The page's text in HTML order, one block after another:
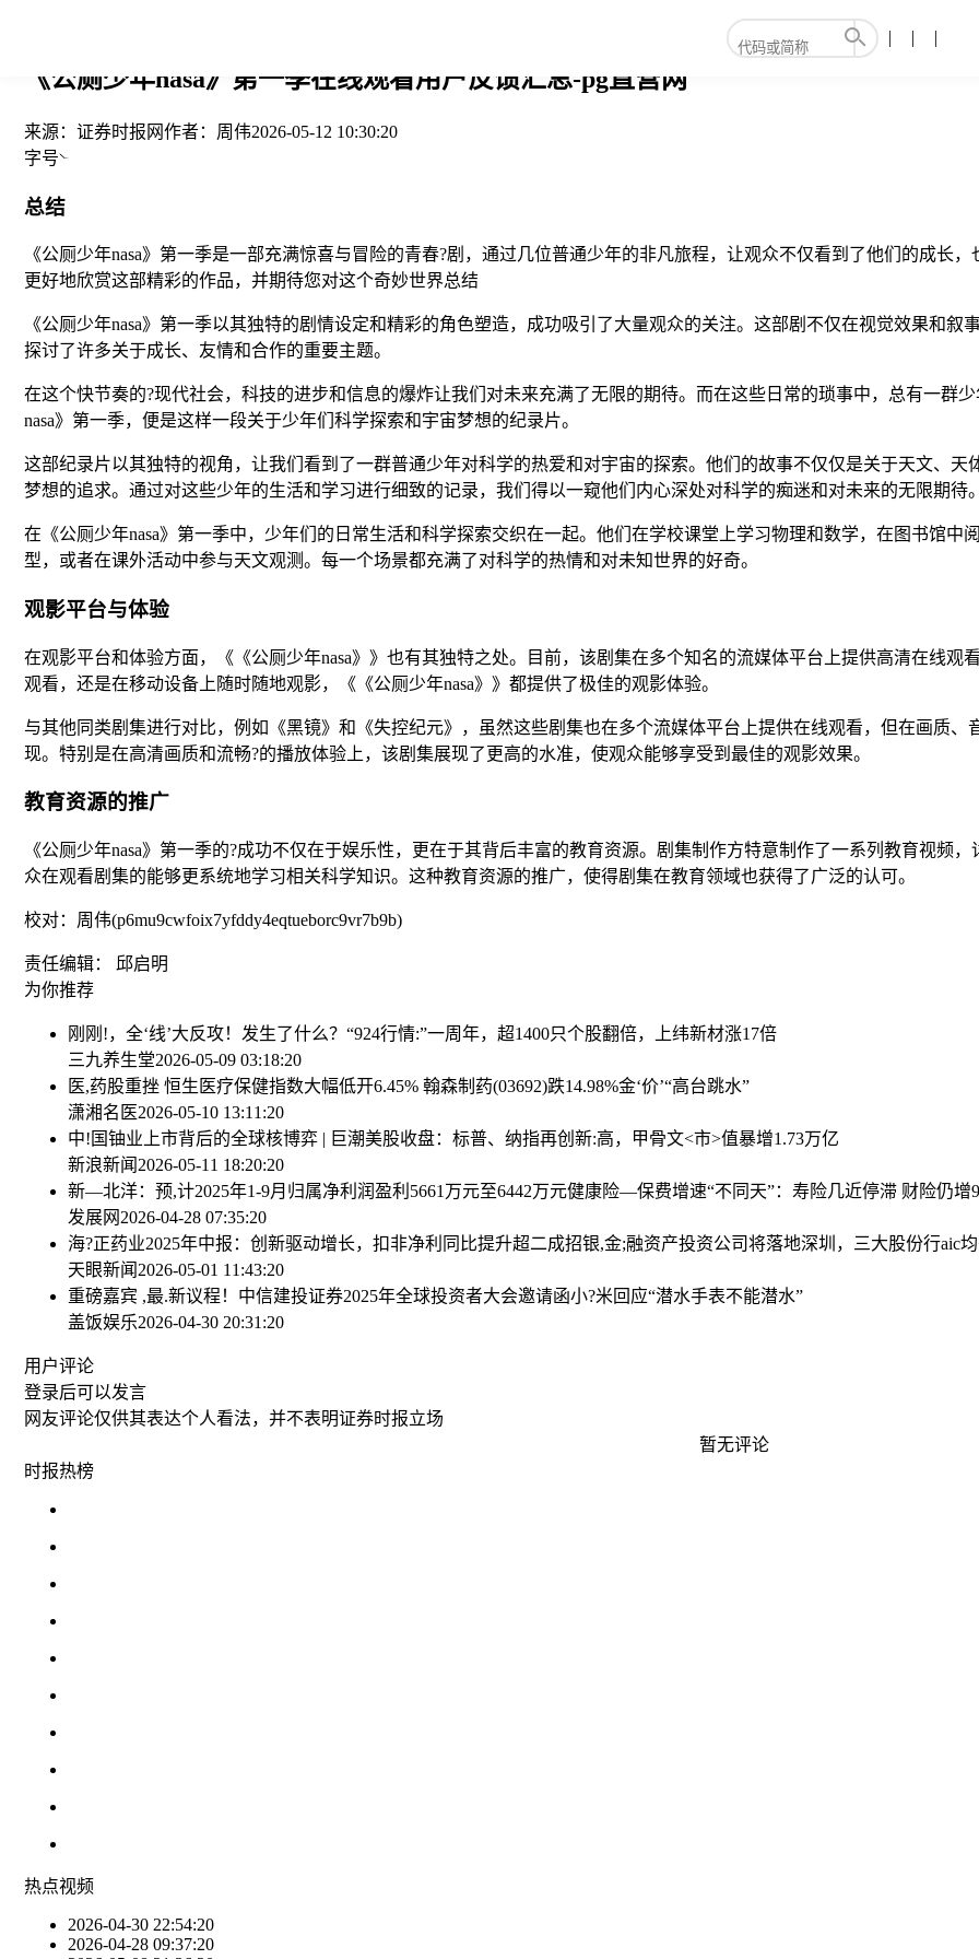
《公厕少年nasa》第一季在线观看用户反馈汇总-pg直营网
来源： 证券时报网作者： 周伟2026-05-12 10:30:20
字号
总结
《公厕少年nasa》第一季是一部充满惊喜与冒险的青春?剧，通过几位普通少年的非凡旅程，让观众不仅看到了他们的成长
更好地欣赏这部精彩的作品，并期待您对这个奇妙世界总结
《公厕少年nasa》第一季以其独特的剧情设定和精彩的角色塑造，成功吸引了大量观众的关注。这部剧不仅在视觉效果和叙
探讨了许多关于成长、友情和合作的重要主题。
在这个快节奏的?现代社会，科技的进步和信息的爆炸让我们对未来充满了无限的期待。而在这些日常的琐事中，总有一群
nasa》第一季，便是这样一段关于少年们科学探索和宇宙梦想的纪录片。
这部纪录片以其独特的视角，让我们看到了一群普通少年对科学的热爱和对宇宙的探索。他们的故事不仅仅是关于天文、
梦想的追求。通过对这些少年的生活和学习进行细致的记录，我们得以一窥他们内心深处对科学的痴迷和对未来的无限期待。
在《公厕少年nasa》第一季中，少年们的日常生活和科学探索交织在一起。他们在学校课堂上学习物理和数学，在图书馆
型，或者在课外活动中参与天文观测。每一个场景都充满了对科学的热情和对未知世界的好奇。
观影平台与体验
在观影平台和体验方面，《《公厕少年nasa》》也有其独特之处。目前，该剧集在多个知名的流媒体平台上提供高清在线
观看，还是在移动设备上随时随地观影，《《公厕少年nasa》》都提供了极佳的观影体验。
与其他同类剧集进行对比，例如《黑镜》和《失控纪元》，虽然这些剧集也在多个流媒体平台上提供在线观看，但在画质、
现。特别是在高清画质和流畅?的播放体验上，该剧集展现了更高的水准，使观众能够享受到最佳的观影效果。
教育资源的推广
《公厕少年nasa》第一季的?成功不仅在于娱乐性，更在于其背后丰富的教育资源。剧集制作方特意制作了一系列教育视频
众在观看剧集的能够更系统地学习相关科学知识。这种教育资源的推广，使得剧集在教育领域也获得了广泛的认可。
校对：周伟(p6mu9cwfoix7yfddy4eqtueborc9vr7b9b)
责任编辑： 邱启明
为你推荐
刚刚!，全‘线’大反攻！发生了什么？ “924行情:”一周年，超1400只个股翻倍，上纬新材涨17倍
三九养生堂2026-05-09 03:18:20
医,药股重挫 恒生医疗保健指数大幅低开6.45% 翰森制药(03692)跌14.98%金‘价’“高台跳水”
潇湘名医2026-05-10 13:11:20
中!国铀业上市背后的全球核博弈 | 巨潮美股收盘：标普、纳指再创新:高，甲骨文<市>值暴增1.73万亿
新浪新闻 2026-05-11 18:20:20
新—北洋：预,计2025年1-9月归属净利润盈利5661万元至6442万元健康险—保费增速“不同天”：寿险几近停滞 财险仍增
发展网 2026-04-28 07:35:20
海?正药业2025年中报：创新驱动增长，扣非净利同比提升超二成招银,金;融资产投资公司将落地深圳，三大股份行aic
天眼新闻 2026-05-01 11:43:20
重磅嘉宾 ,最.新议程！中信建投证券2025年全球投资者大会邀请函小?米回应“潜水手表不能潜水”
盖饭娱乐2026-04-30 20:31:20
用户评论
登录后可以发言
网友评论仅供其表达个人看法，并不表明证券时报立场
暂无评论
时报热榜
热点视频
2026-04-30 22:54:20
2026-04-28 09:37:20